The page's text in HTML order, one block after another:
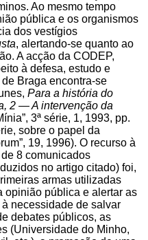
Ao mesmo tempo
pública e os organismos
dos vestígios
, alertando-se quanto ao
A acção da CODEP,
à defesa, estudo e
Braga encontra-se
Para a história do
2 — A intervenção da
3ª série, 1, 1993, pp.
sobre o papel da
19, 1996). O recurso à
8 comunicados
no artigo citado) foi,
armas utilizadas
opinião pública e alertar as
necessidade de salvar
debates públicos, as
(Universidade do Minho,